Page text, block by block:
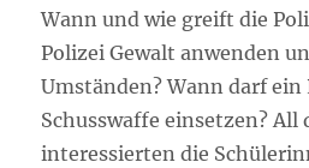
Wann und wie greift die
Polizei Gewalt anwenden
Umständen? Wann darf ein
Schusswaffe einsetzen? All
interessierten die